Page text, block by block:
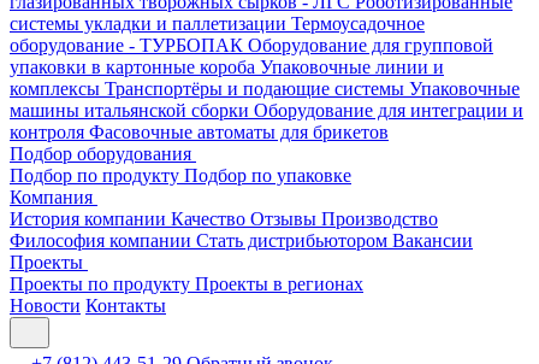
системы укладки и паллетизации Термоусадочное
оборудование - ТУРБОПАК Оборудование для групповой
упаковки в картонные короба Упаковочные линии и
комплексы Транспортёры и подающие системы Упаковочные
машины итальянской сборки Оборудование для интеграции и
контроля Фасовочные автоматы для брикетов
Подбор оборудования
Подбор по продукту Подбор по упаковке
Компания
История компании Качество Отзывы Производство
Философия компании Стать дистрибьютором Вакансии
Проекты
Проекты по продукту Проекты в регионах
Новости Контакты